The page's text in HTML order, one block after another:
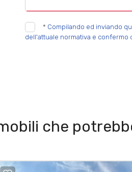
* Compilando ed inviando
dell'attuale normativa e confermo
che